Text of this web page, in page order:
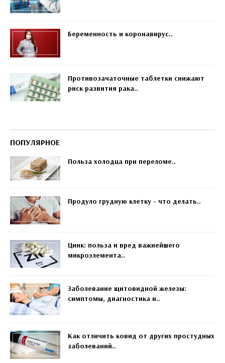
Беременность и коронавирус..
Противозачаточные таблетки снижают
риск развития рака..
ПОПУЛЯРНОЕ
Польза холодца при переломе..
Продуло грудную клетку - что делать..
Цинк: польза и вред важнейшего
микроэлемента..
Заболевание щитовидной железы:
симптомы, диагностика и..
Как отличить ковид от других простудных
заболеваний..